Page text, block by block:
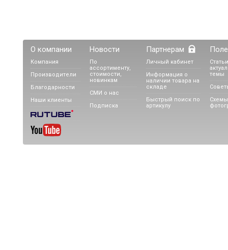
О компании
Компания
Производители
Благодарности
Наши клиенты
Новости
По
ассортименту,
стоимости,
новинкам
СМИ о нас
Подписка
Партнерам
Личный кабинет
Информация о
наличии товара на
складе
Быстрый поиск по
артикулу
темы